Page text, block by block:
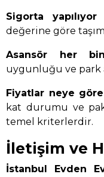
Sigorta yapılıyor
değerine göre
Asansör her
uygunluğu ve park
Fiyatlar neye
kat durumu ve
temel kriterlerdir.
İletişim ve
İstanbul Evden